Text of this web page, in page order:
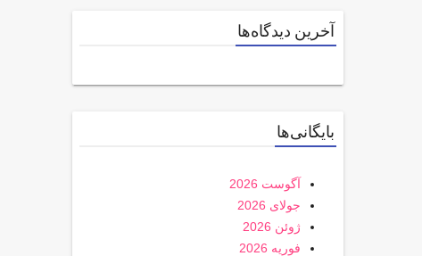
آخرین دیدگاه‌ها
بایگانی‌ها
آگوست 2026
جولای 2026
ژوئن 2026
فوریه 2026